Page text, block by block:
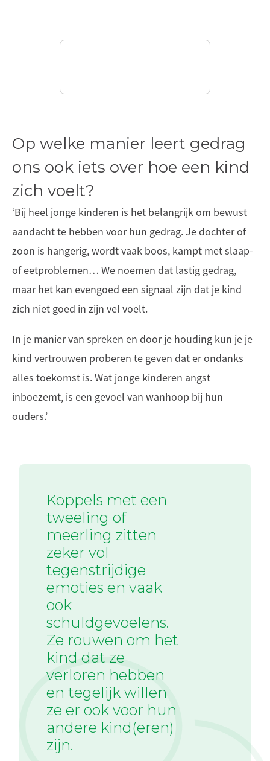
Op welke manier leert gedrag
ons ook iets over hoe een kind
zich voelt?
‘Bij heel jonge kinderen is het belangrijk om bewust
aandacht te hebben voor hun gedrag. Je dochter of
zoon is hangerig, wordt vaak boos, kampt met slaap-
of eetproblemen… We noemen dat lastig gedrag,
maar het kan evengoed een signaal zijn dat je kind
zich niet goed in zijn vel voelt.
In je manier van spreken en door je houding kun je je
kind vertrouwen proberen te geven dat er ondanks
alles toekomst is. Wat jonge kinderen angst
inboezemt, is een gevoel van wanhoop bij hun
ouders.’
Koppels met een
tweeling of
meerling zitten
zeker vol
tegenstrijdige
emoties en vaak
ook
schuldgevoelens.
Ze rouwen om het
kind dat ze
verloren hebben
en tegelijk willen
ze er ook voor hun
andere kind(eren)
zijn.